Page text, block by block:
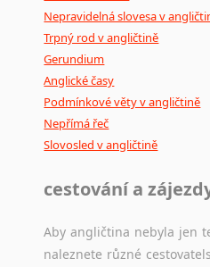
Nepravidelná slovesa v
Trpný rod v angličtině
Gerundium
Anglické časy
Podmínkové věty v angličtině
Nepřímá řeč
Slovosled v angličtině
cestování a
Aby angličtina nebyla jen
naleznete různé